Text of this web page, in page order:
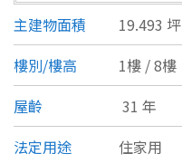
宜蘭縣
桃園市
新竹市
新竹縣
類型(可複選)
不拘 公寓
別墅 透天厝
主建物面積
19.493 坪
樓別/樓高
1樓 / 8樓
屋齡
31 年
法定用途
住家用